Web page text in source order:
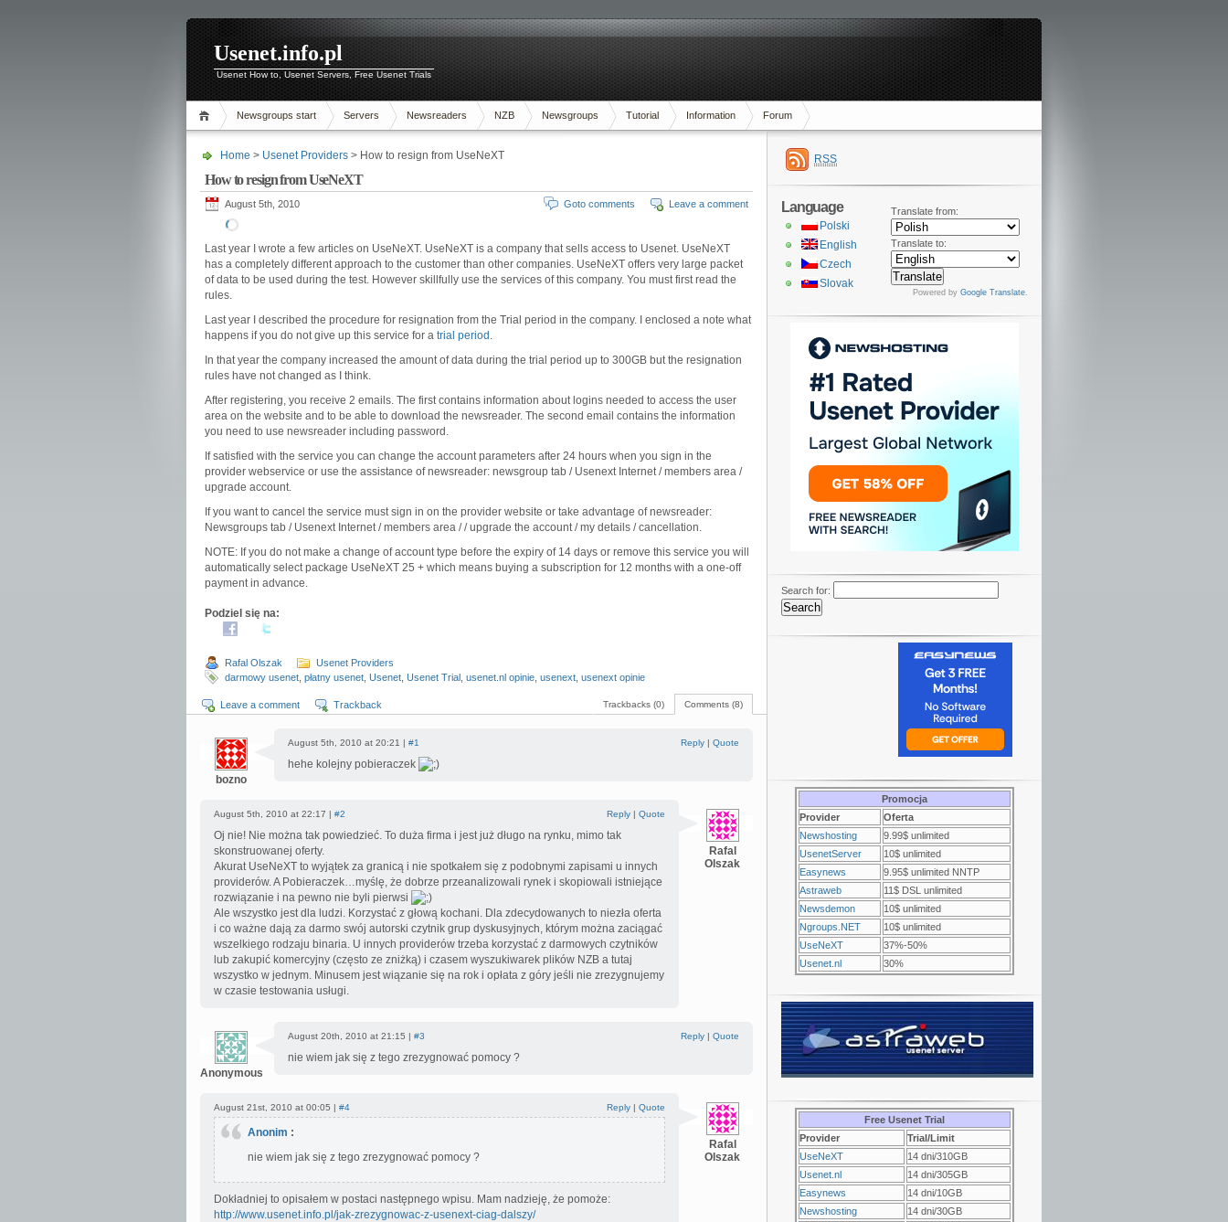
Usenet.info.pl
Usenet How to, Usenet Servers, Free Usenet Trials
Newsgroups start Servers Newsreaders NZB Newsgroups Tutorial Information Forum
Home > Usenet Providers > How to resign from UseNeXT
How to resign from UseNeXT
August 5th, 2010 Goto comments Leave a comment
Last year I wrote a few articles on UseNeXT. UseNeXT is a company that sells access to Usenet. UseNeXT
has a completely different approach to the customer than other companies. UseNeXT offers very large packet
of data to be used during the test. However skillfully use the services of this company. You must first read the
rules.
Last year I described the procedure for resignation from the Trial period in the company. I enclosed a note what
happens if you do not give up this service for a trial period .
In that year the company increased the amount of data during the trial period up to 300GB but the resignation
rules have not changed as I think.
After registering, you receive 2 emails. The first contains information about logins needed to access the user
area on the website and to be able to download the newsreader. The second email contains the information
you need to use newsreader including password.
If satisfied with the service you can change the account parameters after 24 hours when you sign in the
provider webservice or use the assistance of newsreader: newsgroup tab / Usenext Internet / members area /
upgrade account.
If you want to cancel the service must sign in on the provider website or take advantage of newsreader:
Newsgroups tab / Usenext Internet / members area / / upgrade the account / my details / cancellation.
NOTE: If you do not make a change of account type before the expiry of 14 days or remove this service you will
automatically select package UseNeXT 25 + which means buying a subscription for 12 months with a one-off
payment in advance.
Podziel się na:
Rafal Olszak
Usenet Providers
darmowy usenet płatny usenet Usenet Usenet Trial usenet.nl opinie usenext usenext opinie
Comments (8)
Trackbacks (0)
Leave a comment Trackback
bozno
August 5th, 2010 at 20:21 | #1 Reply | Quote
hehe kolejny pobieraczek
Rafal
Olszak
August 5th, 2010 at 22:17 | #2 Reply | Quote
Oj nie! Nie można tak powiedzieć. To duża firma i jest już długo na rynku, mimo tak
skonstruowanej oferty.
Akurat UseNeXT to wyjątek za granicą i nie spotkałem się z podobnymi zapisami u innych
providerów. A Pobieraczek…myślę, że dobrze przeanalizowali rynek i skopiowali istniejące
rozwiązanie i na pewno nie byli pierwsi
Ale wszystko jest dla ludzi. Korzystać z głową kochani. Dla zdecydowanych to niezła oferta
i co ważne dają za darmo swój autorski czytnik grup dyskusyjnych, którym można zaciągać
wszelkiego rodzaju binaria. U innych providerów trzeba korzystać z darmowych czytników
lub zakupić komercyjny (często ze zniżką) i czasem wyszukiwarek plików NZB a tutaj
wszystko w jednym. Minusem jest wiązanie się na rok i opłata z góry jeśli nie zrezygnujemy
w czasie testowania usługi.
Anonymous
August 20th, 2010 at 21:15 | #3 Reply | Quote
nie wiem jak się z tego zrezygnować pomocy ?
Rafal
Olszak
August 21st, 2010 at 00:05 | #4 Reply | Quote
Anonim :
nie wiem jak się z tego zrezygnować pomocy ?
Dokładniej to opisałem w postaci następnego wpisu. Mam nadzieję, że pomoże:
http://www.usenet.info.pl/jak-zrezygnowac-z-usenext-ciag-dalszy/
RSS
Translate from:
Translate to:
Powered by Google Translate.
Language
Polski
English
Czech
Slovak
Search for:
Promocja
Provider
Oferta
Newshosting
9.99$ unlimited
UsenetServer
10$ unlimited
Easynews
9.95$ unlimited NNTP
Astraweb
11$ DSL unlimited
Newsdemon
10$ unlimited
Ngroups.NET
10$ unlimited
UseNeXT
37%-50%
Usenet.nl
30%
Free Usenet Trial
Provider
Trial/Limit
UseNeXT
14 dni/310GB
Usenet.nl
14 dni/305GB
Easynews
14 dni/10GB
Newshosting
14 dni/30GB